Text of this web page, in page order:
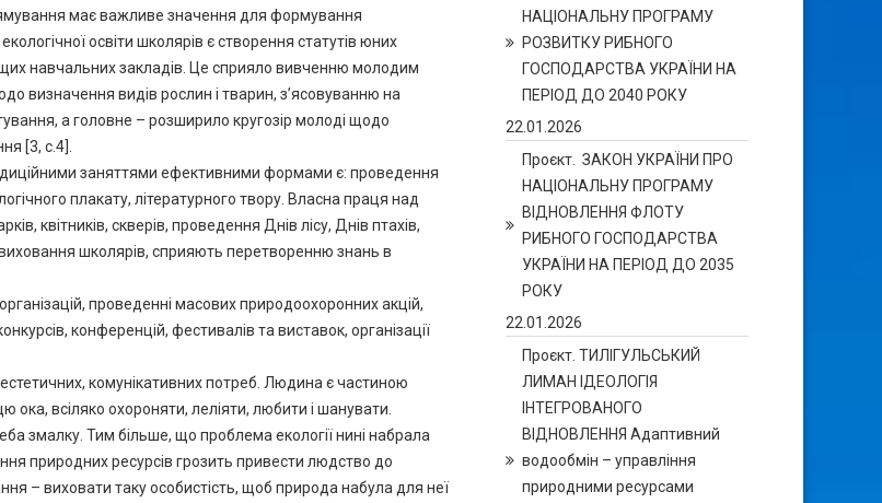
має важливе значення для формування
освіти школярів є створення статутів юних
навчальних закладів. Це сприяло вивченню молодим
визначення видів рослин і тварин, з’ясовуванню на
а головне – розширило кругозір молоді щодо
[3, c.4].
заняттями ефективними формами є: проведення
плакату, літературного твору. Власна праця над
квітників, скверів, проведення Днів лісу, Днів птахів,
школярів, сприяють перетворенню знань в
проведенні масових природоохоронних акцій,
конференцій, фестивалів та виставок, організації
комунікативних потреб. Людина є частиною
ока, всіляко охороняти, леліяти, любити і шанувати.
змалку. Тим більше, що проблема екології нині набрала
природних ресурсів грозить привести людство до
– виховати таку особистість, щоб природа набула для неї
НАЦІОНАЛЬНУ ПРОГРАМУ
РОЗВИТКУ РИБНОГО
ГОСПОДАРСТВА УКРАЇНИ НА
ПЕРІОД ДО 2040 РОКУ
22.01.2026
Проєкт. ЗАКОН УКРАЇНИ ПРО
НАЦІОНАЛЬНУ ПРОГРАМУ
ВІДНОВЛЕННЯ ФЛОТУ
РИБНОГО ГОСПОДАРСТВА
УКРАЇНИ НА ПЕРІОД ДО 2035
РОКУ
22.01.2026
Проєкт. ТИЛІГУЛЬСЬКИЙ
ЛИМАН ІДЕОЛОГІЯ
ІНТЕГРОВАНОГО
ВІДНОВЛЕННЯ Адаптивний
водообмін – управління
природними ресурсами